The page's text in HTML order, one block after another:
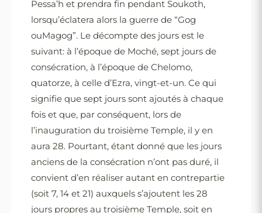
Pessa’h et prendra fin pendant Soukoth,
lorsqu’éclatera alors la guerre de “Gog
ouMagog”. Le décompte des jours est le
suivant: à l’époque de Moché, sept jours de
consécration, à l’époque de Chelomo,
quatorze, à celle d’Ezra, vingt-et-un. Ce qui
signifie que sept jours sont ajoutés à chaque
fois et que, par conséquent, lors de
l’inauguration du troisième Temple, il y en
aura 28. Pourtant, étant donné que les jours
anciens de la consécration n’ont pas duré, il
convient d’en réaliser autant en contrepartie
(soit 7, 14 et 21) auxquels s’ajoutent les 28
jours propres au troisième Temple, soit en